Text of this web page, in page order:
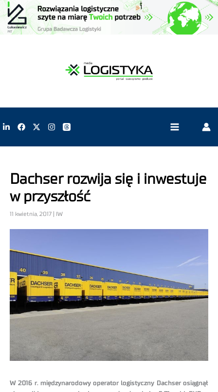
Dachser rozwija się i inwestuje
w przyszłość
11 kwietnia, 2017 | IW
W 2016 r. międzynarodowy operator logistyczny Dachser osiągnął